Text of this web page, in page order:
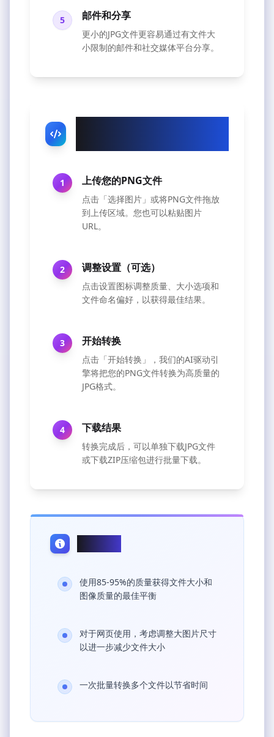
5 邮件和分享
更小的JPG文件更容易通过有文件大
小限制的邮件和社交媒体平台分享。
1 上传您的PNG文件
点击「选择图片」或将PNG文件拖放
到上传区域。您也可以粘贴图片
URL。
2 调整设置（可选）
点击设置图标调整质量、大小选项和
文件命名偏好，以获得最佳结果。
3 开始转换
点击「开始转换」，我们的AI驱动引
擎将把您的PNG文件转换为高质量的
JPG格式。
4 下载结果
转换完成后，可以单独下载JPG文件
或下载ZIP压缩包进行批量下载。
使用85-95%的质量获得文件大小和
图像质量的最佳平衡
对于网页使用，考虑调整大图片尺寸
以进一步减少文件大小
一次批量转换多个文件以节省时间